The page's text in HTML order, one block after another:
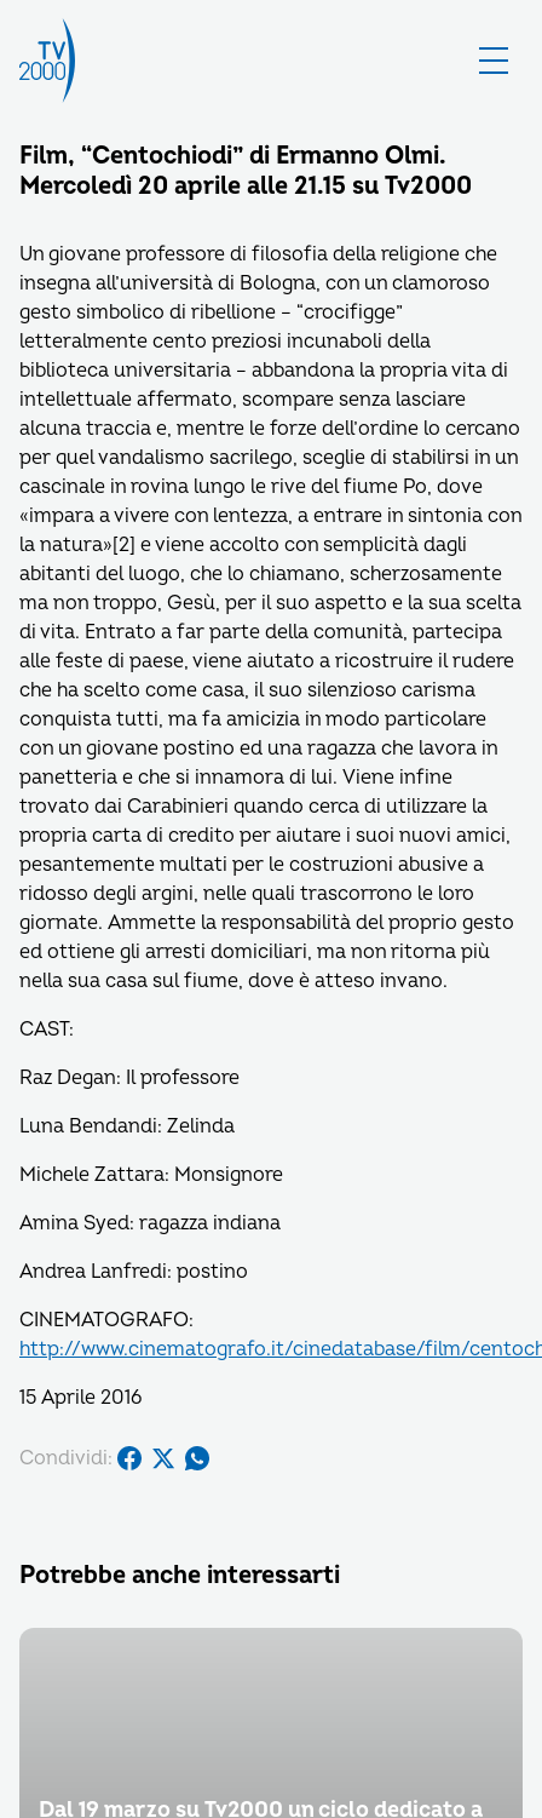
Film, “Centochiodi” di Ermanno Olmi.
Mercoledì 20 aprile alle 21.15 su Tv2000
Un giovane professore di filosofia della religione che
insegna all’università di Bologna, con un clamoroso
gesto simbolico di ribellione – “crocifigge”
letteralmente cento preziosi incunaboli della
biblioteca universitaria – abbandona la propria vita di
intellettuale affermato, scompare senza lasciare
alcuna traccia e, mentre le forze dell’ordine lo cercano
per quel vandalismo sacrilego, sceglie di stabilirsi in un
cascinale in rovina lungo le rive del fiume Po, dove
«impara a vivere con lentezza, a entrare in sintonia con
la natura»[2] e viene accolto con semplicità dagli
abitanti del luogo, che lo chiamano, scherzosamente
ma non troppo, Gesù, per il suo aspetto e la sua scelta
di vita. Entrato a far parte della comunità, partecipa
alle feste di paese, viene aiutato a ricostruire il rudere
che ha scelto come casa, il suo silenzioso carisma
conquista tutti, ma fa amicizia in modo particolare
con un giovane postino ed una ragazza che lavora in
panetteria e che si innamora di lui. Viene infine
trovato dai Carabinieri quando cerca di utilizzare la
propria carta di credito per aiutare i suoi nuovi amici,
pesantemente multati per le costruzioni abusive a
ridosso degli argini, nelle quali trascorrono le loro
giornate. Ammette la responsabilità del proprio gesto
ed ottiene gli arresti domiciliari, ma non ritorna più
nella sua casa sul fiume, dove è atteso invano.
CAST:
Raz Degan: Il professore
Luna Bendandi: Zelinda
Michele Zattara: Monsignore
Amina Syed: ragazza indiana
Andrea Lanfredi: postino
CINEMATOGRAFO:
http://www.cinematografo.it/cinedatabase/film/
15 Aprile 2016
Condividi:
Potrebbe anche interessarti
Dal 19 marzo su Tv2000 un ciclo dedicato a